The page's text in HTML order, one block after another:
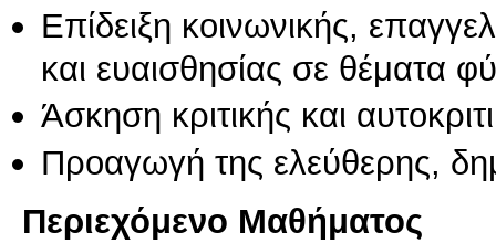
Επίδειξη κοινωνικής,
και ευαισθησίας σε θέματα
Άσκηση κριτικής και
Προαγωγή της ελεύθερης,
Περιεχόμενο Μαθήματος